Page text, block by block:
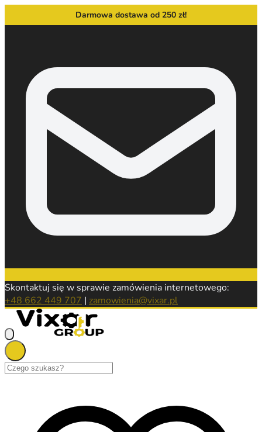
Darmowa dostawa od 250 zł!
Skontaktuj się w sprawie zamówienia internetowego:
+48 662 449 707 | zamowienia@vixar.pl